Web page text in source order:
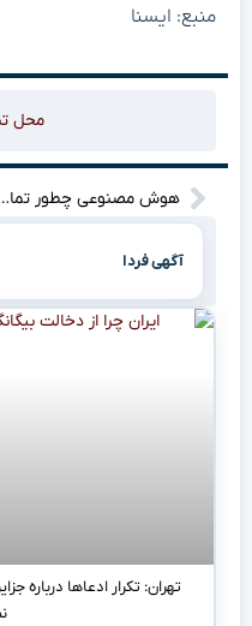
منبع: ایسنا
محل
هوش مصنوعی چطور
آگهی فردا
تهران: تکرار ادعاها درباره